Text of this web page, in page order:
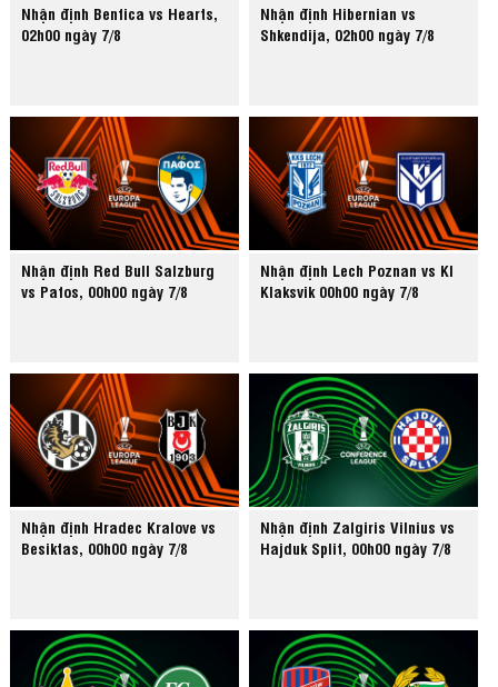
Nhận định Benfica vs Hearts,
02h00 ngày 7/8
Nhận định Hibernian vs
Shkendija, 02h00 ngày 7/8
Nhận định Red Bull Salzburg
vs Pafos, 00h00 ngày 7/8
Nhận định Lech Poznan vs KI
Klaksvik 00h00 ngày 7/8
Nhận định Hradec Kralove vs
Besiktas, 00h00 ngày 7/8
Nhận định Zalgiris Vilnius vs
Hajduk Split, 00h00 ngày 7/8